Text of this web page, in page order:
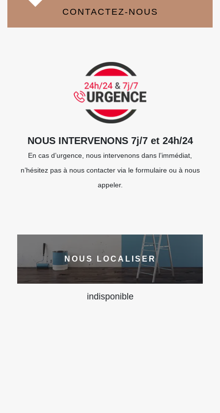
CONTACTEZ-NOUS
NOUS INTERVENONS 7j/7 et 24h/24
En cas d’urgence, nous intervenons dans l’immédiat,
n’hésitez pas à nous contacter via le formulaire ou à nous
appeler.
NOUS LOCALISER
indisponible